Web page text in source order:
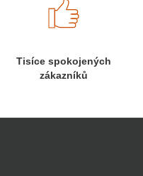
Tisíce spokojených
zákazníků